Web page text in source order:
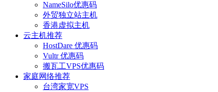
NameSilo优惠码
外贸独立站主机
香港虚拟主机
云主机推荐
HostDare 优惠码
Vultr 优惠码
搬瓦工VPS优惠码
家庭网络推荐
台湾家宽VPS